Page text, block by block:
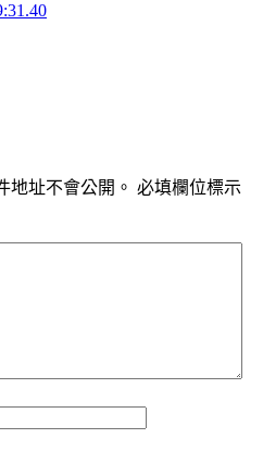
地址不會公開。 必填欄位標示